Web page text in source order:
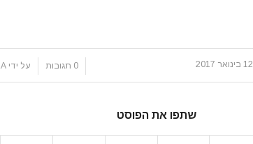
12 בינואר 2017 0 תגובות על ידי
שתפו את הפוסט